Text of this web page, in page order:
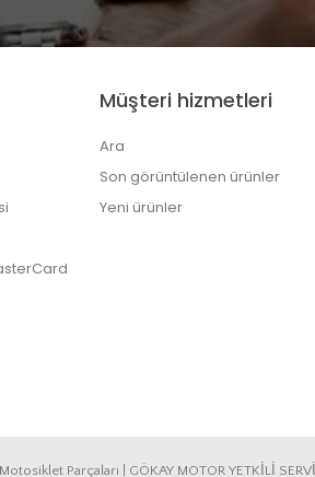
Müşteri hizmetleri
Ara
Son görüntülenen ürünler
Yeni ürünler
Parçaları | GÖKAY MOTOR YETKİLİ